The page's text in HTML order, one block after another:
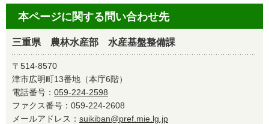
本ページに関する問い合わせ先
三重県 農林水産部 水産基盤整備課
〒514-8570
津市広明町13番地（本庁6階）
電話番号： 059-224-2598
ファクス番号：059-224-2608
メールアドレス： suikiban@pref.mie.lg.jp